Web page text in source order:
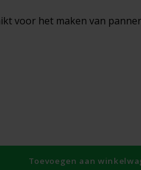
voor het maken van
Toevoegen aan